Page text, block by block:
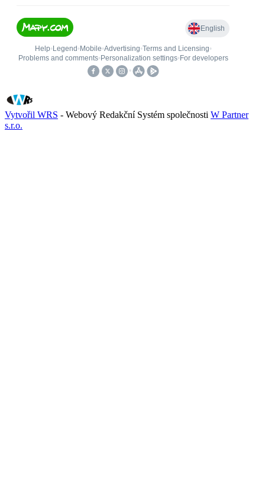
Vytvořil WRS - Webový Redakční Systém společnosti W Partner
s.r.o.